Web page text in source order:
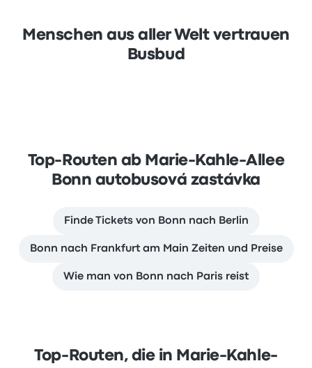
Menschen aus aller Welt vertrauen
Busbud
Top-Routen ab Marie-Kahle-Allee
Bonn autobusová zastávka
Finde Tickets von Bonn nach Berlin
Bonn nach Frankfurt am Main Zeiten und Preise
Wie man von Bonn nach Paris reist
Top-Routen, die in Marie-Kahle-